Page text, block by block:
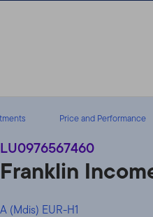
Price and Performance
LU0976567460
Franklin
A (Mdis) EUR-H1